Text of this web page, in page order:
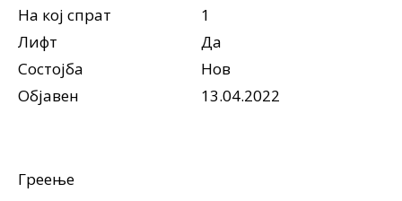
На кој спрат
1
Лифт
Да
Состојба
Нов
Објавен
13.04.2022
Греење